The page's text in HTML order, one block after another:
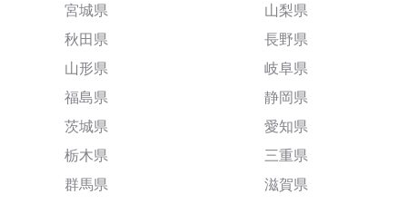
宮城県
秋田県
山形県
福島県
茨城県
栃木県
群馬県
山梨県
長野県
岐阜県
静岡県
愛知県
三重県
滋賀県